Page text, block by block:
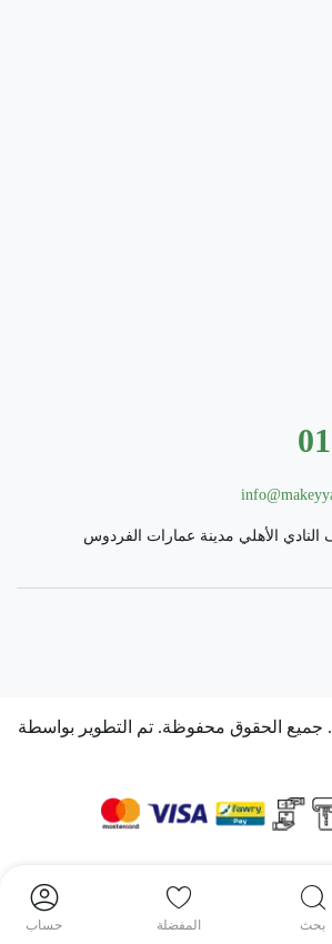
الأهلي مدينة عمارات الفردوس
بحث المفضلة حساب